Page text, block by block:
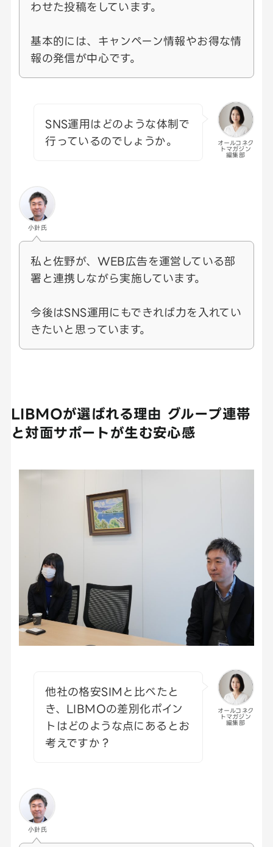
わせた投稿をしています。
基本的には、キャンペーン情報やお得な情
報の発信が中心です。
オールコネク
トマガジン
編集部
SNS運用はどのような体制で
行っているのでしょうか。
小針氏
私と佐野が、WEB広告を運営している部
署と連携しながら実施しています。
今後はSNS運用にもできれば力を入れてい
きたいと思っています。
LIBMOが選ばれる理由 グループ連帯
と対面サポートが生む安心感
オールコネク
トマガジン
編集部
他社の格安SIMと比べたと
き、LIBMOの差別化ポイン
トはどのような点にあるとお
考えですか？
小針氏